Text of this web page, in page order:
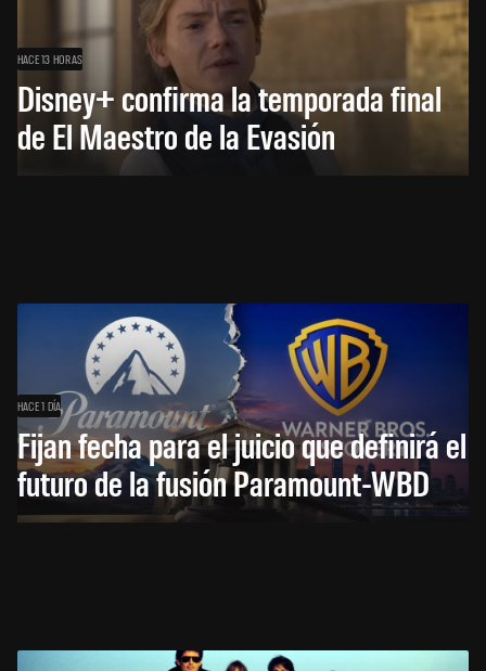
HACE 13 HORAS
Disney+ confirma la temporada final
de El Maestro de la Evasión
HACE 1 DÍA
Fijan fecha para el juicio que definirá el
futuro de la fusión Paramount-WBD